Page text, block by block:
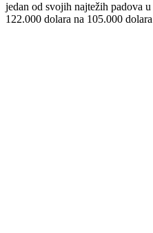
jedan od svojih najtežih padova
122.000 dolara na 105.000